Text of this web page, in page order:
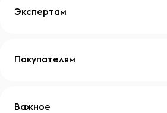
Экспертам
Покупателям
Важное